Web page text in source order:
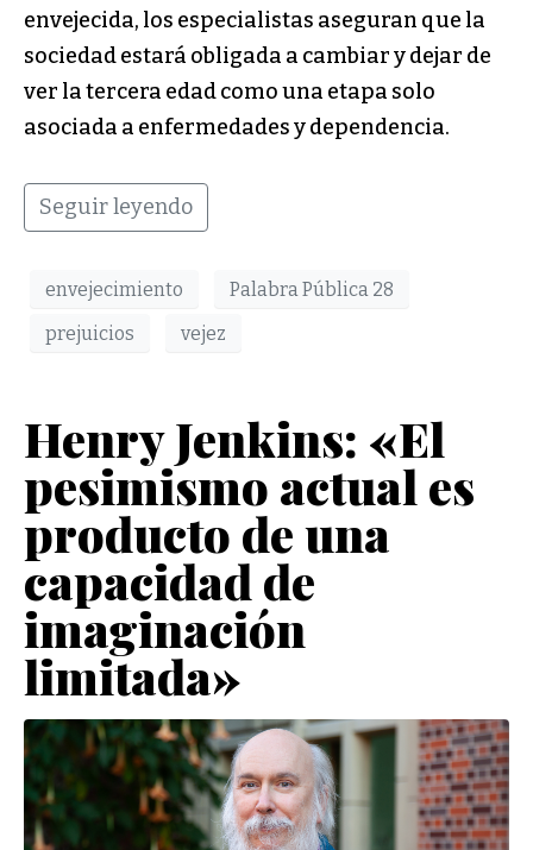
envejecida, los especialistas aseguran que la
sociedad estará obligada a cambiar y dejar de
ver la tercera edad como una etapa solo
asociada a enfermedades y dependencia.
Seguir leyendo
envejecimiento
Palabra Pública 28
prejuicios
vejez
Henry Jenkins: «El
pesimismo actual es
producto de una
capacidad de
imaginación
limitada»